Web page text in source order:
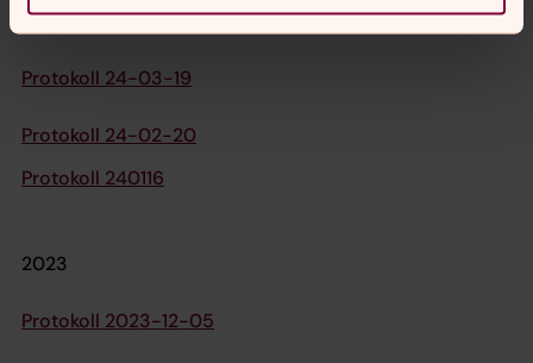
Protokoll 24-04-23
Protokoll 24-03-19
Protokoll 24-02-20
Protokoll 240116
2023
Protokoll 2023-12-05